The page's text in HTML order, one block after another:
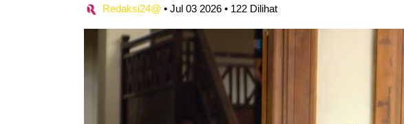
Redaksi24@ • Jul 03 2026 • 122 Dilihat